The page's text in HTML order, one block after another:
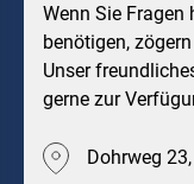
Wenn Sie
benötigen,
Unser
gerne zur
Dohrweg